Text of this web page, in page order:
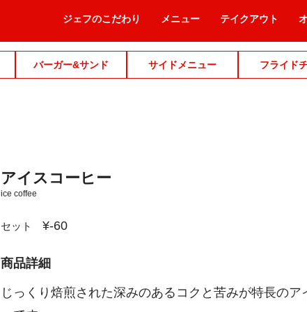
ジェフのこだわり メニュー テイクアウト
バーガー&サンド サイドメニュー フライド
アイスコーヒー
ice coffee
セット ¥-60
商品詳細
じっくり焙煎された深みのあるコクと苦みが特長のア